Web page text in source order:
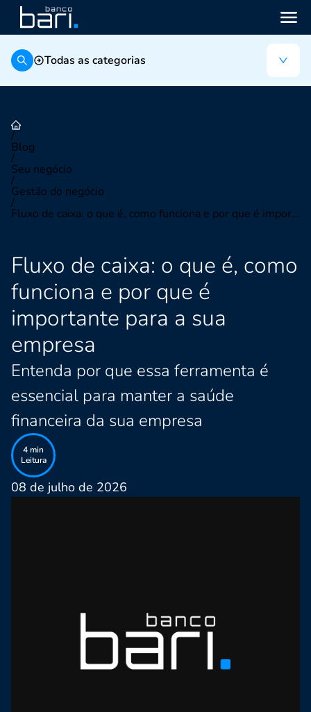
Todas as categorias
/
Blog
/
Seu negócio
/
Gestão do negócio
/
Fluxo de caixa: o que é, como funciona e por que é importante para a sua empresa
Fluxo de caixa: o que é, como
funciona e por que é
importante para a sua
empresa
Entenda por que essa ferramenta é
essencial para manter a saúde
financeira da sua empresa
4min
Leitura
08 de julho de 2026